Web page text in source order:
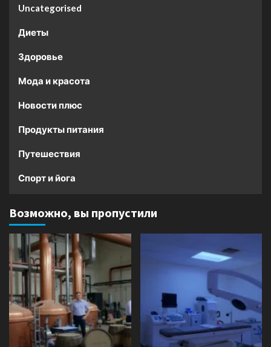
Uncategorised
Диеты
Здоровье
Мода и красота
Новости плюс
Продукты питания
Путешествия
Спорт и йога
Возможно, вы пропустили